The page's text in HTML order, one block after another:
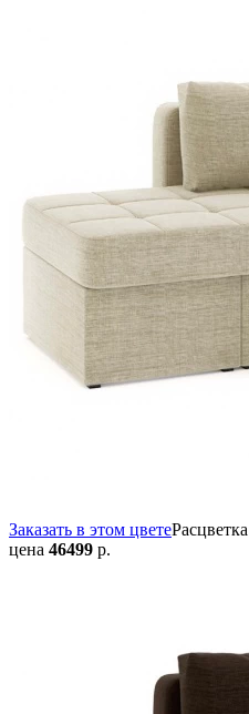
Заказать в этом цветеРасцветка
цена 46499 р.